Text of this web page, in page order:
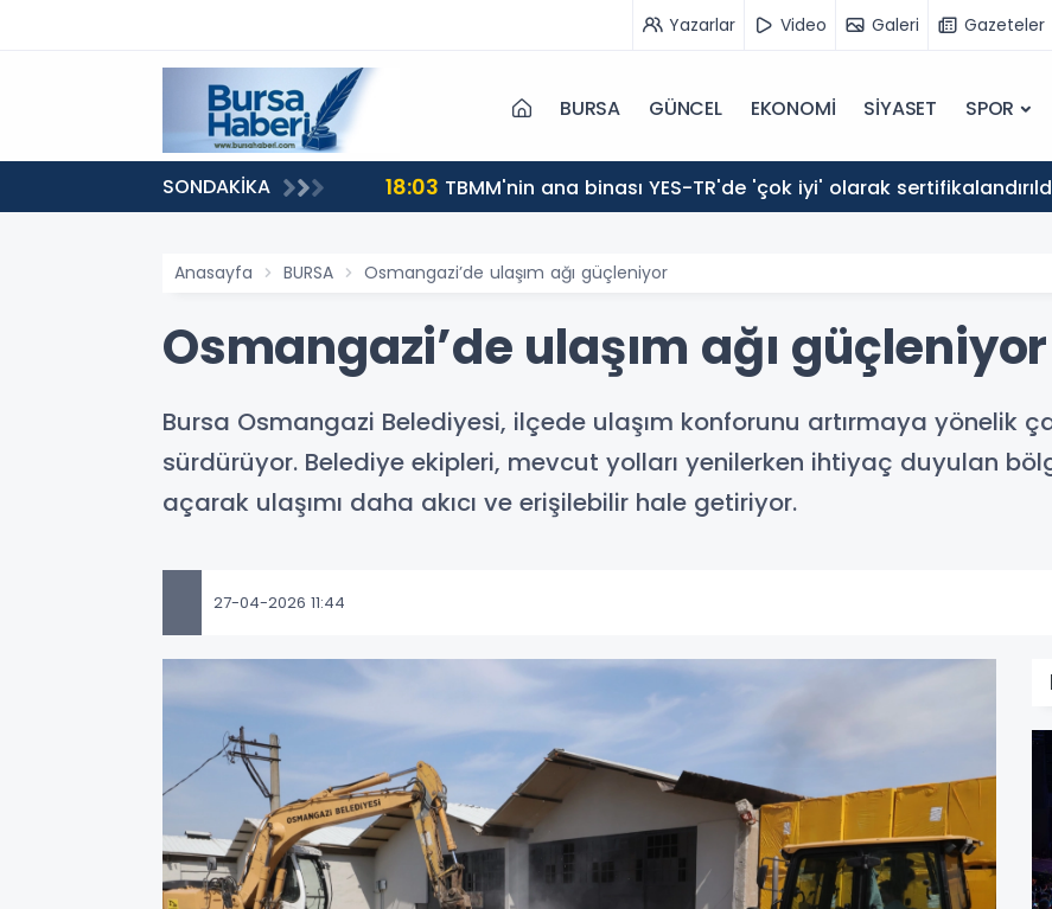
Yazarlar Video Galeri Gazeteler
BURSA GÜNCEL EKONOMİ SİYASET SPOR
SONDAKİKA 18:03 TBMM'nin ana binası YES-TR'de 'çok iyi' olarak
Anasayfa BURSA Osmangazi’de ulaşım ağı güçleniyor
Osmangazi’de ulaşım ağı güçleniyor
Bursa Osmangazi Belediyesi, ilçede ulaşım konforunu artırmaya yönelik
sürdürüyor. Belediye ekipleri, mevcut yolları yenilerken ihtiyaç duyulan
açarak ulaşımı daha akıcı ve erişilebilir hale getiriyor.
27-04-2026 11:44